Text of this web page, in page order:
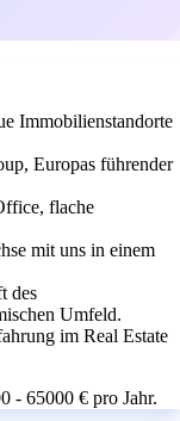
Immobilienstandorte
Europas führender
flache
mit uns in einem
des
Umfeld.
im Real Estate
- 65000 € pro Jahr.